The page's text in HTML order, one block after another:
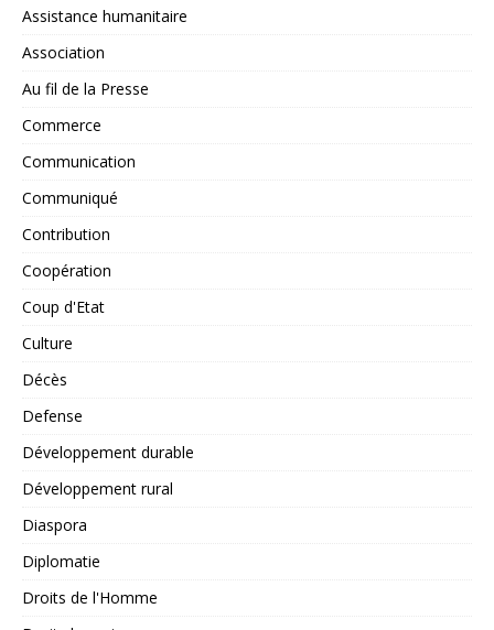
Assistance humanitaire
Association
Au fil de la Presse
Commerce
Communication
Communiqué
Contribution
Coopération
Coup d'Etat
Culture
Décès
Defense
Développement durable
Développement rural
Diaspora
Diplomatie
Droits de l'Homme